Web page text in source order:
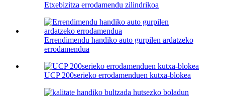
Etxebizitza errodamendu zilindrikoa
Errendimendu handiko auto gurpilen ardatzeko
errodamendua
UCP 200serieko errodamenduen kutxa-blokea